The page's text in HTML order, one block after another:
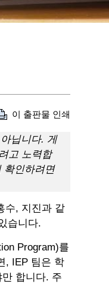
이 출판물 인쇄
닙니다. 게
고 노력합
확인하려면
수, 지진과 같
습니다.
Program)를
, IEP 팀은 학
합니다. 주